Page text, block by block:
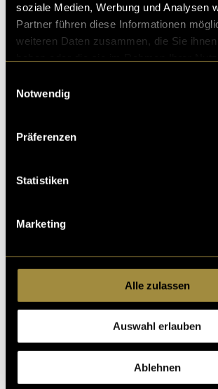
soziale Medien, Werbung und Analysen
Partner führen diese Informationen
weiteren Daten zusammen, die Sie
Notwendig
Präferenzen
Statistiken
Marketing
Alle zulassen
Auswahl erlauben
Ablehnen